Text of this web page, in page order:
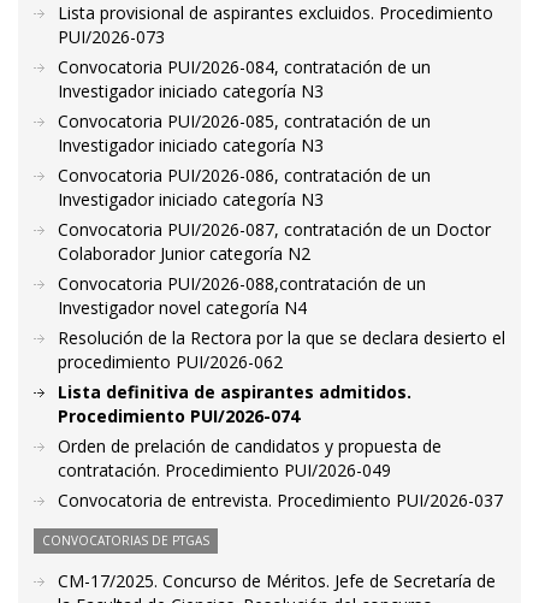
Lista provisional de aspirantes excluidos. Procedimiento
PUI/2026-073
Convocatoria PUI/2026-084, contratación de un
Investigador iniciado categoría N3
Convocatoria PUI/2026-085, contratación de un
Investigador iniciado categoría N3
Convocatoria PUI/2026-086, contratación de un
Investigador iniciado categoría N3
Convocatoria PUI/2026-087, contratación de un Doctor
Colaborador Junior categoría N2
Convocatoria PUI/2026-088,contratación de un
Investigador novel categoría N4
Resolución de la Rectora por la que se declara desierto el
procedimiento PUI/2026-062
Lista definitiva de aspirantes admitidos.
Procedimiento PUI/2026-074
Orden de prelación de candidatos y propuesta de
contratación. Procedimiento PUI/2026-049
Convocatoria de entrevista. Procedimiento PUI/2026-037
CONVOCATORIAS DE PTGAS
CM-17/2025. Concurso de Méritos. Jefe de Secretaría de